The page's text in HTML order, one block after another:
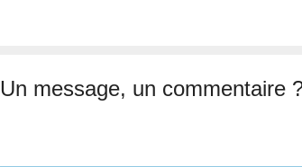
Un message, un commentaire